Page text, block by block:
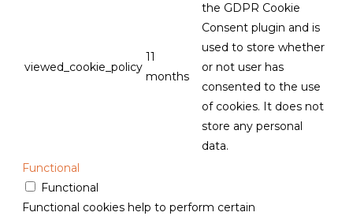
viewed_cookie_policy
11
months
the GDPR Cookie
Consent plugin and is
used to store whether
or not user has
consented to the use
of cookies. It does not
store any personal
data.
Functional
Functional
Functional cookies help to perform certain